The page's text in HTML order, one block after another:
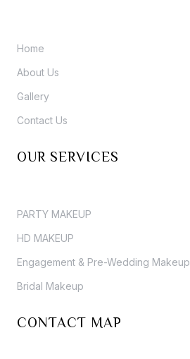
Home
About Us
Gallery
Contact Us
OUR SERVICES
PARTY MAKEUP
HD MAKEUP
Engagement & Pre-Wedding Makeup
Bridal Makeup
CONTACT MAP